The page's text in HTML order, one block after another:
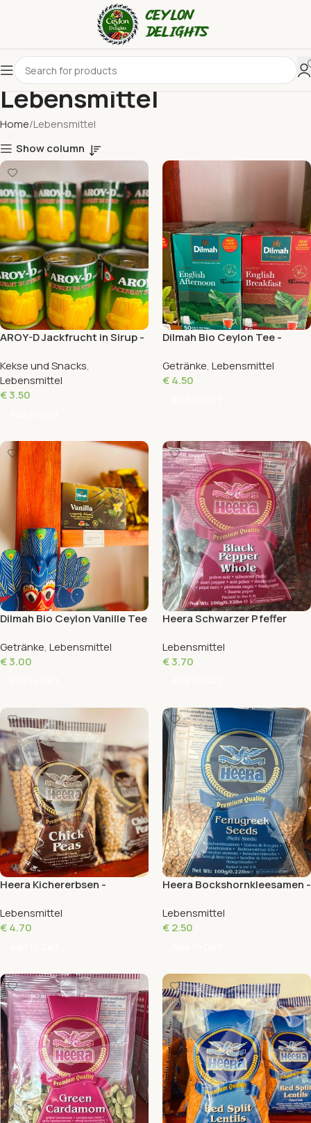
Lebensmittel
Home Lebensmittel
Show column
AROY-D Jackfrucht in Sirup -
Kekse und Snacks,
Lebensmittel
€3.50
Dilmah Bio Ceylon Tee -
Englischer Nachmittag -
100g
Getränke, Lebensmittel
€4.50
Dilmah Bio Ceylon Vanille Tee
Getränke, Lebensmittel
€3.00
Heera Schwarzer Pfeffer
100g
Lebensmittel
€3.70
Heera Kichererbsen -
Lebensmittel
€4.70
Heera Bockshornkleesamen -
Lebensmittel
€2.50